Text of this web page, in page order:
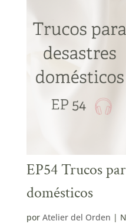
EP54 Trucos
domésticos
por Atelier del Orden |